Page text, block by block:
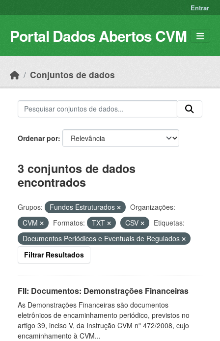
Entrar
Portal Dados Abertos CVM
Conjuntos de dados
Ordenar por
3 conjuntos de dados
encontrados
Grupos: Fundos Estruturados
Organizações:
CVM
Formatos: TXT CSV
Etiquetas:
Documentos Periódicos e Eventuais de Regulados
Filtrar Resultados
FII: Documentos: Demonstrações Financeiras
As Demonstrações Financeiras são documentos
eletrônicos de encaminhamento periódico, previstos no
artigo 39, inciso V, da Instrução CVM nº 472/2008, cujo
encaminhamento à CVM...